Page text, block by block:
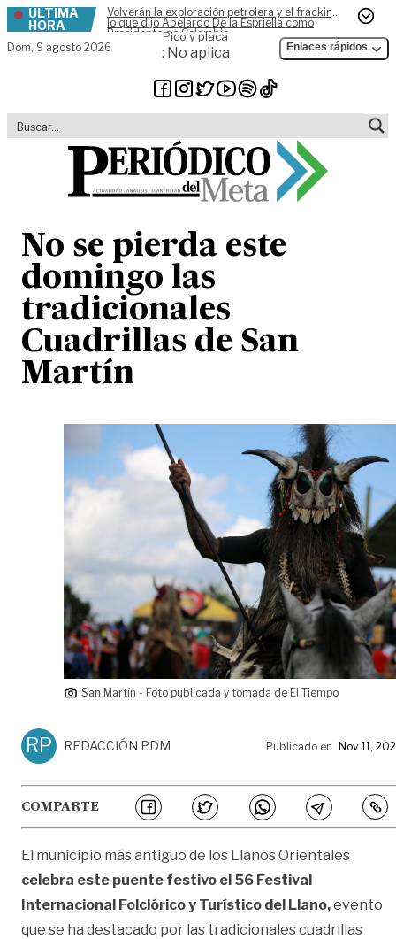
Skip to content
ÚLTIMA
HORA
Volverán la exploración petrolera y el fracking,
lo que dijo Abelardo De la Espriella como
Presidente de Colombia
Dom, 9 agosto 2026
Pico y placa
: No aplica Enlaces rápidos
No se pierda este
domingo las
tradicionales
Cuadrillas de San
Martín
San Martín - Foto publicada y tomada de El Tiempo
RP REDACCIÓN PDM Publicado en Nov 11,
COMPARTE
El municipio más antiguo de los Llanos Orientales
celebra este puente festivo el 56 Festival
Internacional Folclórico y Turístico del Llano,evento
que se ha destacado por las tradicionales cuadrillas